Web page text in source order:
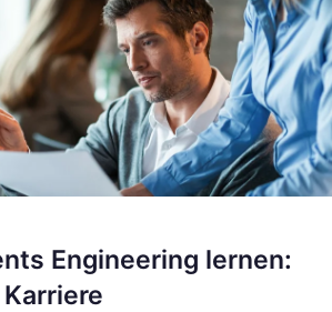
Engineering lernen: